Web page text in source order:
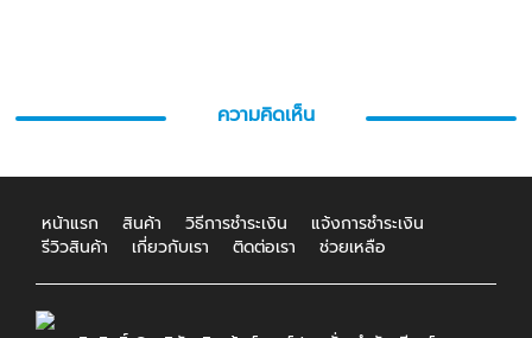
ความคิดเห็น
หน้าแรก สินค้า วิธีการชำระเงิน
แจ้งการชำระเงิน
รีวิวสินค้า
เกี่ยวกับเรา ติดต่อเรา ช่วยเหลือ